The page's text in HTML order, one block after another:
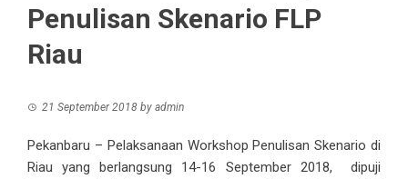
Penulisan Skenario FLP
Riau
21 September 2018 by admin
Pekanbaru – Pelaksanaan Workshop Penulisan Skenario di
Riau yang berlangsung 14-16 September 2018, dipuji